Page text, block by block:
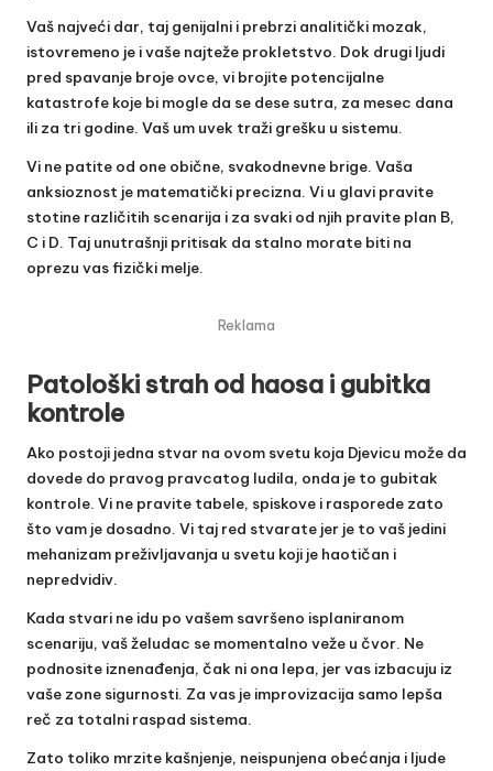
Vaš najveći dar, taj genijalni i prebrzi analitički mozak,
istovremeno je i vaše najteže prokletstvo. Dok drugi ljudi
pred spavanje broje ovce, vi brojite potencijalne
katastrofe koje bi mogle da se dese sutra, za mesec dana
ili za tri godine. Vaš um uvek traži grešku u sistemu.
Vi ne patite od one obične, svakodnevne brige. Vaša
anksioznost je matematički precizna. Vi u glavi pravite
stotine različitih scenarija i za svaki od njih pravite plan B,
C i D. Taj unutrašnji pritisak da stalno morate biti na
oprezu vas fizički melje.
Reklama
Patološki strah od haosa i gubitka
kontrole
Ako postoji jedna stvar na ovom svetu koja Djevicu može da
dovede do pravog pravcatog ludila, onda je to gubitak
kontrole. Vi ne pravite tabele, spiskove i rasporede zato
što vam je dosadno. Vi taj red stvarate jer je to vaš jedini
mehanizam preživljavanja u svetu koji je haotičan i
nepredvidiv.
Kada stvari ne idu po vašem savršeno isplaniranom
scenariju, vaš želudac se momentalno veže u čvor. Ne
podnosite iznenađenja, čak ni ona lepa, jer vas izbacuju iz
vaše zone sigurnosti. Za vas je improvizacija samo lepša
reč za totalni raspad sistema.
Zato toliko mrzite kašnjenje, neispunjena obećanja i ljude